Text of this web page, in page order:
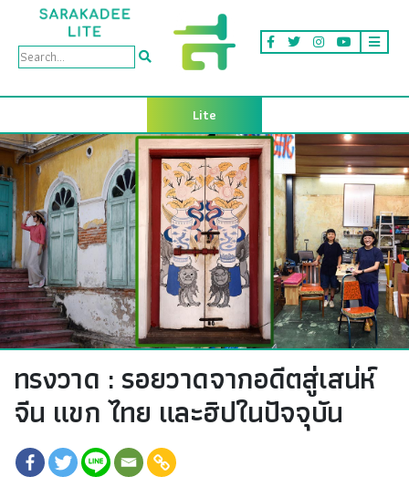
Lite
ทรงวาด : รอยวาดจากอดีตสู่เสน่ห์
จีน แขก ไทย และฮิปในปัจจุบัน